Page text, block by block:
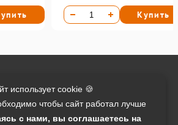
Купить
Контакты:
оплата на сайте:
использует cookie 🍪
чтобы сайт работал лучше
с нами, вы соглашаетесь на